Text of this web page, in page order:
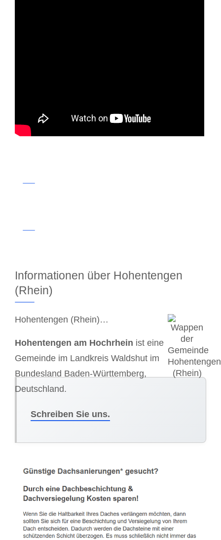
Informationen über Hohentengen
(Rhein)
Hohentengen (Rhein)…
Hohentengen am Hochrhein ist eine
Gemeinde im Landkreis Waldshut im
Bundesland Baden-Württemberg,
Deutschland.
Schreiben Sie uns.